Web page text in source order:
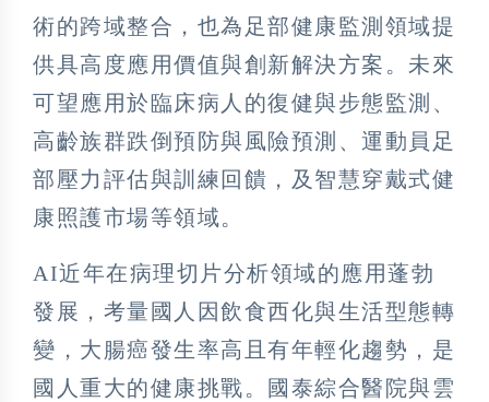
術的跨域整合，也為足部健康監測領域提
供具高度應用價值與創新解決方案。未來
可望應用於臨床病人的復健與步態監測、
高齡族群跌倒預防與風險預測、運動員足
部壓力評估與訓練回饋，及智慧穿戴式健
康照護市場等領域。
AI近年在病理切片分析領域的應用蓬勃
發展，考量國人因飲食西化與生活型態轉
變，大腸癌發生率高且有年輕化趨勢，是
國人重大的健康挑戰。國泰綜合醫院與雲